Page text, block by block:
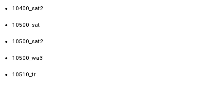
10400_sat2
10500_sat
10500_sat2
10500_wa3
10510_tr